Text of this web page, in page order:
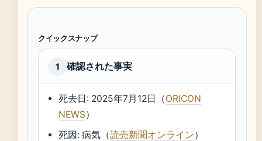
クイックスナップ
1 確認された事実
死去日: 2025年7月12日（ORICON
NEWS）
死因: 病気（読売新聞オンライン）